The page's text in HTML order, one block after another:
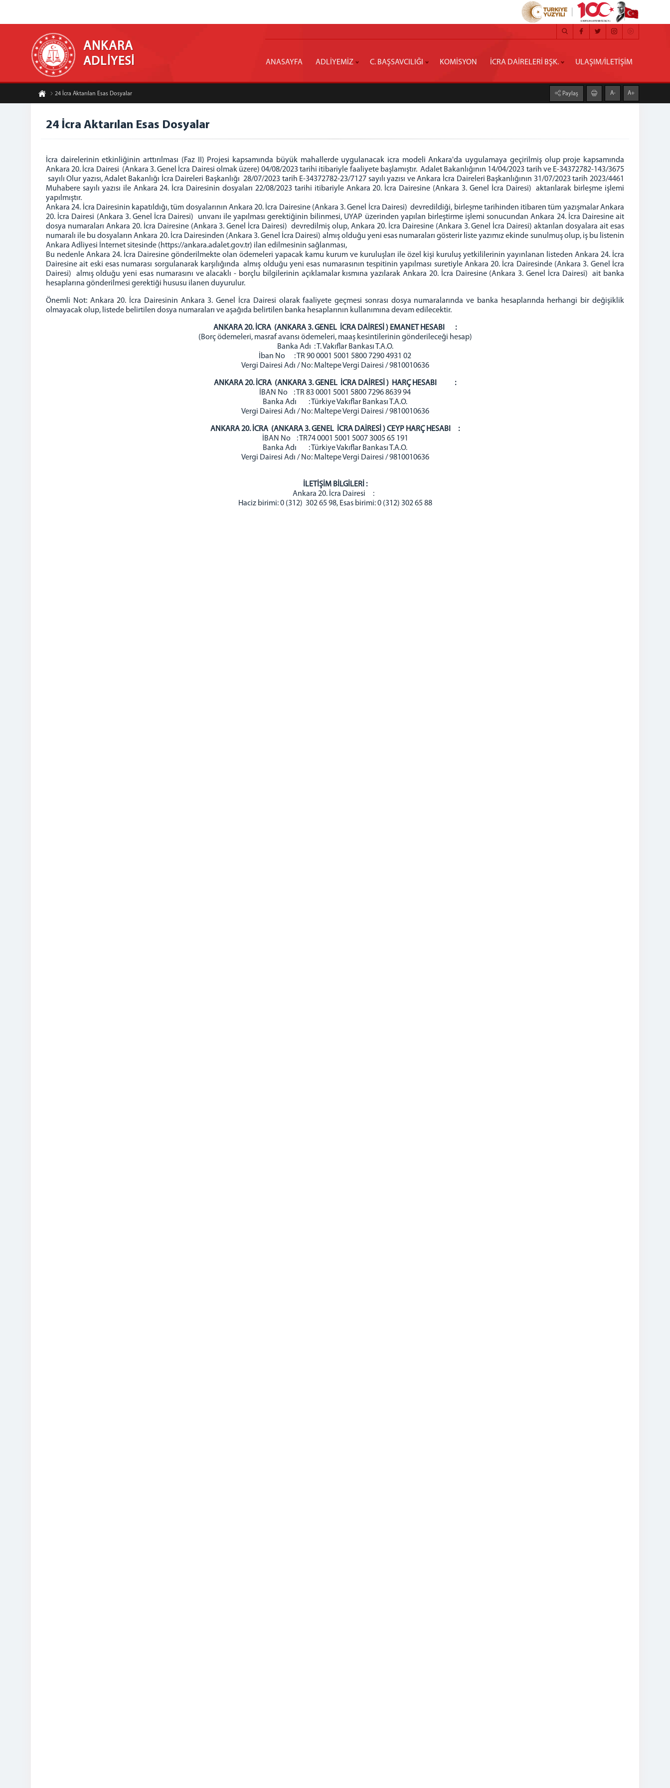
ANKARA
ADLİYESİ ANASAYFA ADLİYEMİZ C. BAŞSAVCILIĞI KOMİSYON İCRA DAİRELERİ BŞK. ULAŞIM/İLETİŞİM
24 İcra Aktarılan Esas Dosyalar Paylaş A- A+
24 İcra Aktarılan Esas Dosyalar
İcra dairelerinin etkinliğinin arttırılması (Faz II) Projesi kapsamında büyük mahallerde uygulanacak icra modeli Ankara'da uygulamaya geçirilmiş olup proje kapsamında
Ankara 20. İcra Dairesi (Ankara 3. Genel İcra Dairesi olmak üzere) 04/08/2023 tarihi itibariyle faaliyete başlamıştır. Adalet Bakanlığının 14/04/2023 tarih ve E-34372782-143/3675
sayılı Olur yazısı, Adalet Bakanlığı İcra Daireleri Başkanlığı 28/07/2023 tarih E-34372782-23/7127 sayılı yazısı ve Ankara İcra Daireleri Başkanlığının 31/07/2023 tarih 2023/4461
Muhabere sayılı yazısı ile Ankara 24. İcra Dairesinin dosyaları 22/08/2023 tarihi itibariyle Ankara 20. İcra Dairesine (Ankara 3. Genel İcra Dairesi) aktarılarak birleşme işlemi
yapılmıştır.
Ankara 24. İcra Dairesinin kapatıldığı, tüm dosyalarının Ankara 20. İcra Dairesine (Ankara 3. Genel İcra Dairesi) devredildiği, birleşme tarihinden itibaren tüm yazışmalar Ankara
20. İcra Dairesi (Ankara 3. Genel İcra Dairesi) unvanı ile yapılması gerektiğinin bilinmesi, UYAP üzerinden yapılan birleştirme işlemi sonucundan Ankara 24. İcra Dairesine ait
dosya numaraları Ankara 20. İcra Dairesine (Ankara 3. Genel İcra Dairesi) devredilmiş olup, Ankara 20. İcra Dairesine (Ankara 3. Genel İcra Dairesi) aktarılan dosyalara ait esas
numaralı ile bu dosyaların Ankara 20. İcra Dairesinden (Ankara 3. Genel İcra Dairesi) almış olduğu yeni esas numaraları gösterir liste yazımız ekinde sunulmuş olup, iş bu listenin
Ankara Adliyesi İnternet sitesinde (https://ankara.adalet.gov.tr) ilan edilmesinin sağlanması,
Bu nedenle Ankara 24. İcra Dairesine gönderilmekte olan ödemeleri yapacak kamu kurum ve kuruluşları ile özel kişi kuruluş yetkililerinin yayınlanan listeden Ankara 24. İcra
Dairesine ait eski esas numarası sorgulanarak karşılığında almış olduğu yeni esas numarasının tespitinin yapılması suretiyle Ankara 20. İcra Dairesinde (Ankara 3. Genel İcra
Dairesi) almış olduğu yeni esas numarasını ve alacaklı - borçlu bilgilerinin açıklamalar kısmına yazılarak Ankara 20. İcra Dairesine (Ankara 3. Genel İcra Dairesi) ait banka
hesaplarına gönderilmesi gerektiği hususu ilanen duyurulur.
Önemli Not: Ankara 20. İcra Dairesinin Ankara 3. Genel İcra Dairesi olarak faaliyete geçmesi sonrası dosya numaralarında ve banka hesaplarında herhangi bir değişiklik
olmayacak olup, listede belirtilen dosya numaraları ve aşağıda belirtilen banka hesaplarının kullanımına devam edilecektir.
ANKARA 20. İCRA (ANKARA 3. GENEL İCRA DAİRESİ ) EMANET HESABI :
(Borç ödemeleri, masraf avansı ödemeleri, maaş kesintilerinin gönderileceği hesap)
Banka Adı : T. Vakıflar Bankası T.A.O.
İban No : TR 90 0001 5001 5800 7290 4931 02
Vergi Dairesi Adı / No: Maltepe Vergi Dairesi / 9810010636
ANKARA 20. İCRA (ANKARA 3. GENEL İCRA DAİRESİ ) HARÇ HESABI :
İBAN No : TR 83 0001 5001 5800 7296 8639 94
Banka Adı : Türkiye Vakıflar Bankası T.A.O.
Vergi Dairesi Adı / No: Maltepe Vergi Dairesi / 9810010636
ANKARA 20. İCRA (ANKARA 3. GENEL İCRA DAİRESİ ) CEYP HARÇ HESABI :
İBAN No : TR74 0001 5001 5007 3005 65 191
Banka Adı : Türkiye Vakıflar Bankası T.A.O.
Vergi Dairesi Adı / No: Maltepe Vergi Dairesi / 9810010636
İLETİŞİM BİLGİLERİ :
Ankara 20. İcra Dairesi :
Haciz birimi: 0 (312) 302 65 98, Esas birimi: 0 (312) 302 65 88